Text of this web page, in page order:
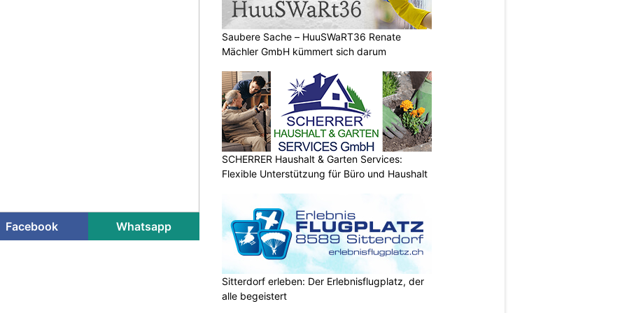
Facebook Whatsapp
Saubere Sache – HuuSWaRT36 Renate
Mächler GmbH kümmert sich darum
SCHERRER Haushalt & Garten Services:
Flexible Unterstützung für Büro und Haushalt
Sitterdorf erleben: Der Erlebnisflugplatz, der
alle begeistert